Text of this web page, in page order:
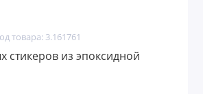
товара: 3.161761
стикеров из эпоксидной